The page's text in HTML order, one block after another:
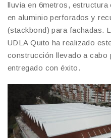
lluvia en 6metros,
en aluminio perforados y
(stackbond) para fachadas.
UDLA Quito ha realizado
construcción llevado a cabo
entregado con éxito.